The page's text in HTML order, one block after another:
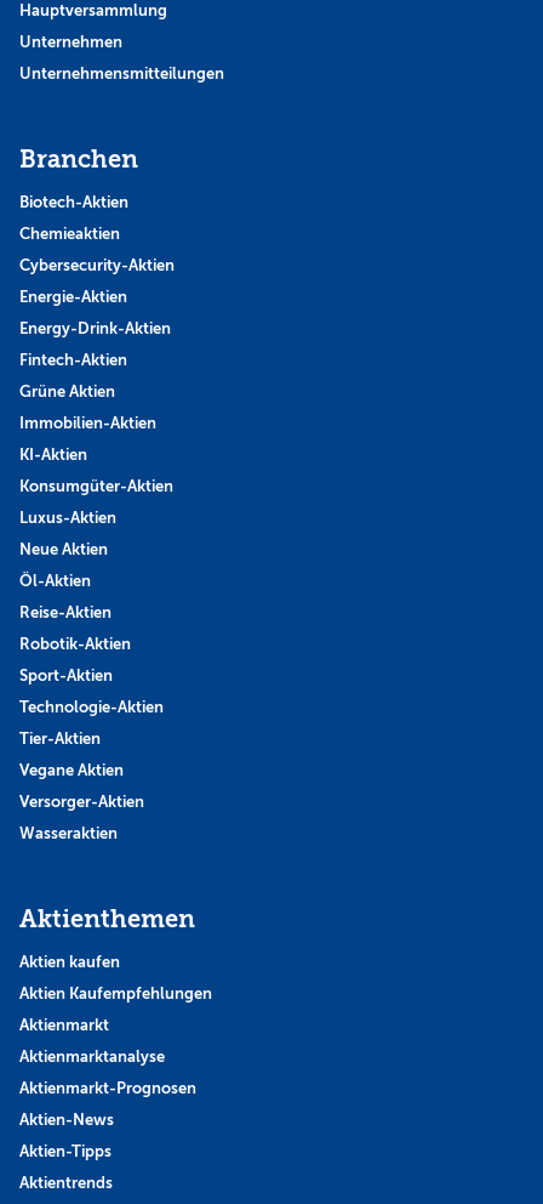
Hauptversammlung
Unternehmen
Unternehmensmitteilungen
Branchen
Biotech-Aktien
Chemieaktien
Cybersecurity-Aktien
Energie-Aktien
Energy-Drink-Aktien
Fintech-Aktien
Grüne Aktien
Immobilien-Aktien
KI-Aktien
Konsumgüter-Aktien
Luxus-Aktien
Neue Aktien
Öl-Aktien
Reise-Aktien
Robotik-Aktien
Sport-Aktien
Technologie-Aktien
Tier-Aktien
Vegane Aktien
Versorger-Aktien
Wasseraktien
Aktienthemen
Aktien kaufen
Aktien Kaufempfehlungen
Aktienmarkt
Aktienmarktanalyse
Aktienmarkt-Prognosen
Aktien-News
Aktien-Tipps
Aktientrends